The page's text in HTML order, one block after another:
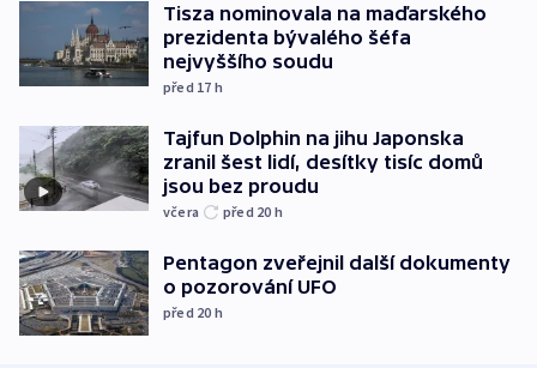
Tisza nominovala na maďarského
prezidenta bývalého šéfa
nejvyššího soudu
před 17 h
Tajfun Dolphin na jihu Japonska
zranil šest lidí, desítky tisíc domů
jsou bez proudu
včera před 20 h
Pentagon zveřejnil další dokumenty
o pozorování UFO
před 20 h